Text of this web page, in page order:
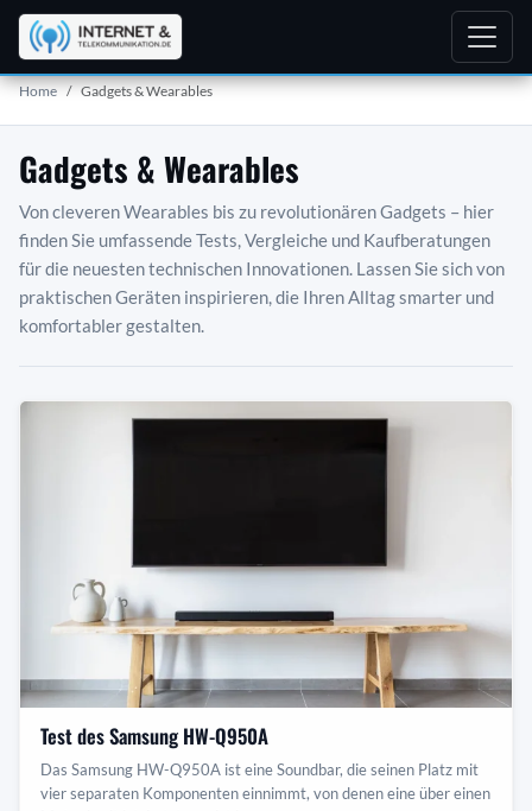
Home Gadgets & Wearables
Gadgets & Wearables
Von cleveren Wearables bis zu revolutionären Gadgets – hier
finden Sie umfassende Tests, Vergleiche und Kaufberatungen
für die neuesten technischen Innovationen. Lassen Sie sich von
praktischen Geräten inspirieren, die Ihren Alltag smarter und
komfortabler gestalten.
Test des Samsung HW-Q950A
Das Samsung HW-Q950A ist eine Soundbar, die seinen Platz mit
vier separaten Komponenten einnimmt, von denen eine über einen